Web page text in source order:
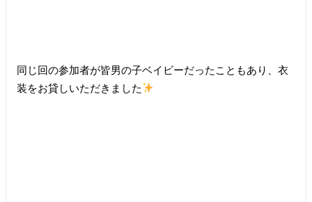
同じ回の参加者が皆男の子ベイビーだったこともあり、衣
装をお貸しいただきました